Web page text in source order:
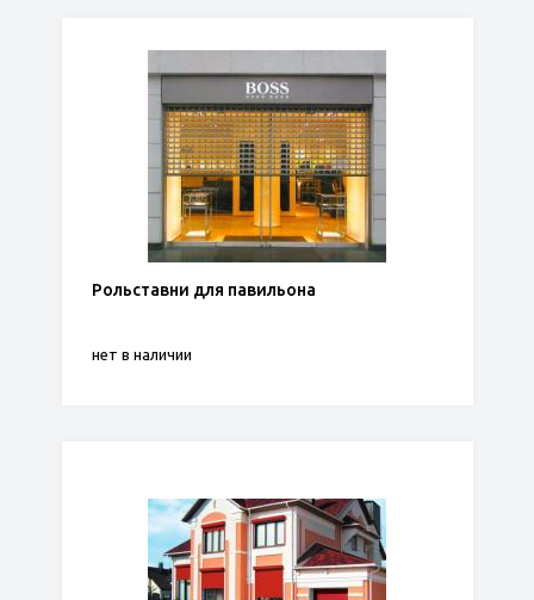
Рольставни для павильона
нет в наличии